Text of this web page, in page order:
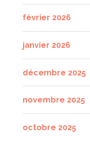
février 2026
janvier 2026
décembre 2025
novembre 2025
octobre 2025